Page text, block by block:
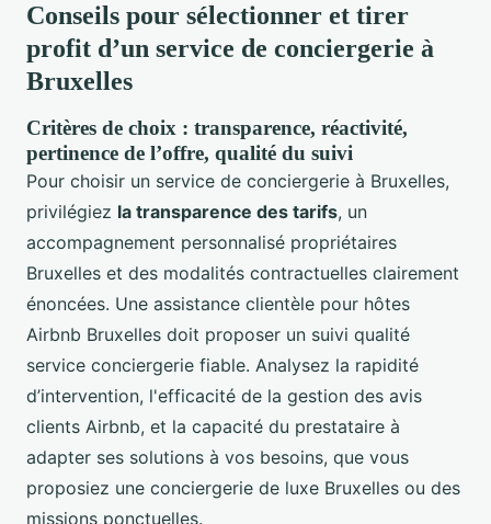
Conseils pour sélectionner et tirer
profit d’un service de conciergerie à
Bruxelles
Critères de choix : transparence, réactivité,
pertinence de l’offre, qualité du suivi
Pour choisir un service de conciergerie à Bruxelles,
privilégiez la transparence des tarifs, un
accompagnement personnalisé propriétaires
Bruxelles et des modalités contractuelles clairement
énoncées. Une assistance clientèle pour hôtes
Airbnb Bruxelles doit proposer un suivi qualité
service conciergerie fiable. Analysez la rapidité
d’intervention, l'efficacité de la gestion des avis
clients Airbnb, et la capacité du prestataire à
adapter ses solutions à vos besoins, que vous
proposiez une conciergerie de luxe Bruxelles ou des
missions ponctuelles.